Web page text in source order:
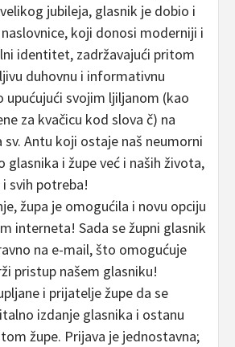
jubileja, glasnik je dobio i
koji donosi moderniji i
identitet, zadržavajući pritom
duhovnu i informativnu
upućujući svojim ljiljanom (kao
za kvačicu kod slova č) na
Antu koji ostaje naš neumorni
glasnika i župe već i naših života,
svih potreba!
župa je omogućila i novu opciju
interneta! Sada se župni glasnik
na e-mail, što omogućuje
pristup našem glasniku!
i prijatelje župe da se
izdanje glasnika i ostanu
župe. Prijava je jednostavna;